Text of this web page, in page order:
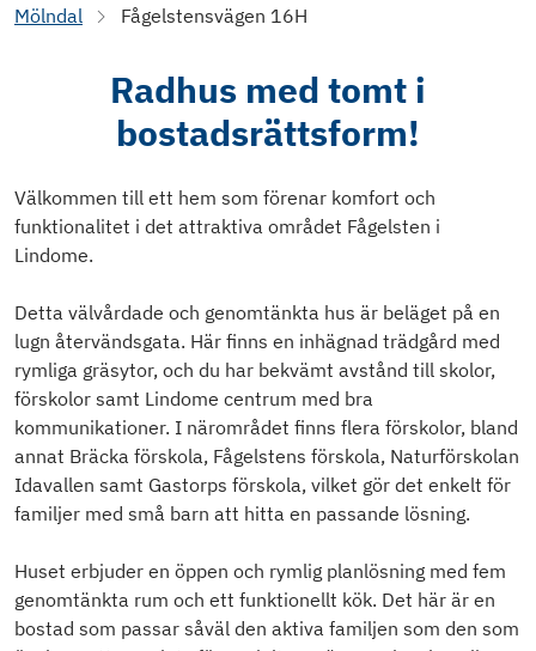
Mölndal
Fågelstensvägen 16H
Radhus med tomt i
bostadsrättsform!
Välkommen till ett hem som förenar komfort och
funktionalitet i det attraktiva området Fågelsten i
Lindome.
Detta välvårdade och genomtänkta hus är beläget på en
lugn återvändsgata. Här finns en inhägnad trädgård med
rymliga gräsytor, och du har bekvämt avstånd till skolor,
förskolor samt Lindome centrum med bra
kommunikationer. I närområdet finns flera förskolor, bland
annat Bräcka förskola, Fågelstens förskola, Naturförskolan
Idavallen samt Gastorps förskola, vilket gör det enkelt för
familjer med små barn att hitta en passande lösning.
Huset erbjuder en öppen och rymlig planlösning med fem
genomtänkta rum och ett funktionellt kök. Det här är en
bostad som passar såväl den aktiva familjen som den som